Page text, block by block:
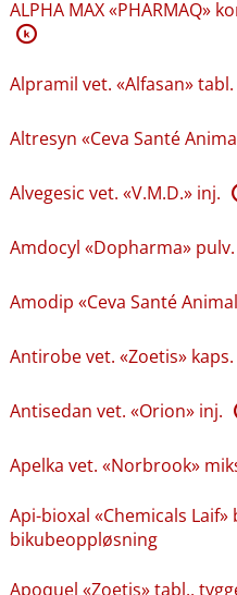
ALPHA MAX «PHARMAQ»
K
Alpramil vet. «Alfasan» tabl.
Altresyn «Ceva Santé
Alvegesic vet. «V.M.D.» inj.
Amdocyl «Dopharma» pulv.
Amodip «Ceva Santé
Antirobe vet. «Zoetis» kaps.
Antisedan vet. «Orion» inj.
Apelka vet. «Norbrook»
Api-bioxal «Chemicals
bikubeoppløsning
Apoquel «Zoetis» tabl.,